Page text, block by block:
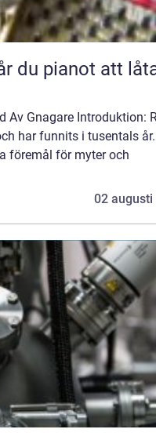
Av Gnagare Introduktion:
har funnits i tusentals år.
föremål för myter och
02 augusti